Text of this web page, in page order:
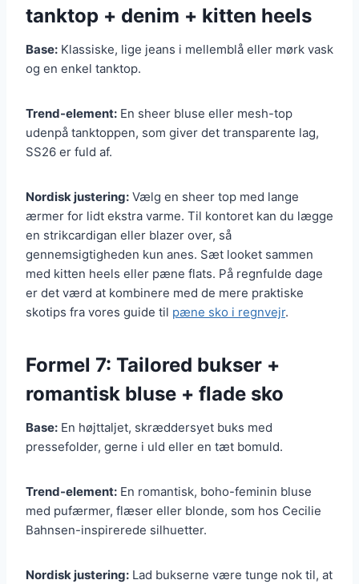
tanktop + denim + kitten heels
Base: Klassiske, lige jeans i mellemblå eller mørk vask
og en enkel tanktop.
Trend-element: En sheer bluse eller mesh-top
udenpå tanktoppen, som giver det transparente lag,
SS26 er fuld af.
Nordisk justering: Vælg en sheer top med lange
ærmer for lidt ekstra varme. Til kontoret kan du lægge
en strikcardigan eller blazer over, så
gennemsigtigheden kun anes. Sæt looket sammen
med kitten heels eller pæne flats. På regnfulde dage
er det værd at kombinere med de mere praktiske
skotips fra vores guide til pæne sko i regnvejr.
Formel 7: Tailored bukser +
romantisk bluse + flade sko
Base: En højttaljet, skræddersyet buks med
pressefolder, gerne i uld eller en tæt bomuld.
Trend-element: En romantisk, boho-feminin bluse
med pufærmer, flæser eller blonde, som hos Cecilie
Bahnsen-inspirerede silhuetter.
Nordisk justering: Lad bukserne være tunge nok til, at